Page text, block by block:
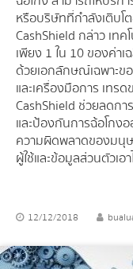
หรือบริษัทที่กำลังเติบโ
CashShield กล่าว เท
เพียง 1 ใน 10 ของค่า
ด้วยเอกลักษณ์เฉพาะข
และเครื่องมือการ เทร
CashShield ช่วยลดก
และป้องกันการฉ้อโกง
ความผิดพลาดของมนุ
ผู้ใช้และข้อมูลส่วนตัวเอา
12/12/2018